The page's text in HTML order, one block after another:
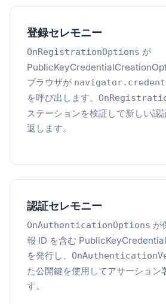
登録セレモニー
OnRegistrationOptions が
ブラウザが
を呼び出します。
ステーションを検証して新しい認
返します。
認証セレモニー
OnAuthenticationOptions が
報 ID を含む
を発行し、
た公開鍵を使用してアサーション
す。